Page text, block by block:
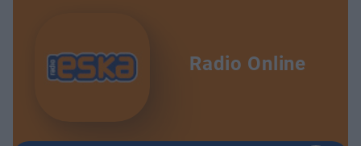
Radio Online